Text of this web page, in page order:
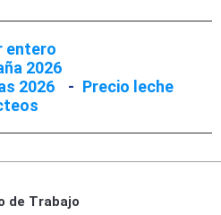
entero
2026
2026 - Precio leche
de Trabajo